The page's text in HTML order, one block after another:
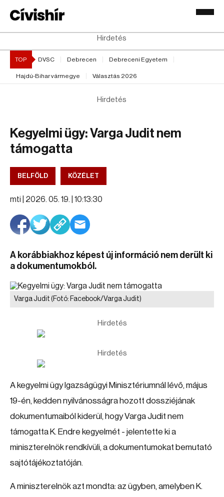
Hirdetés
TOP DVSC Debrecen Debreceni Egyetem
Hajdú-Bihar vármegye Választás 2026
Hirdetés
Kegyelmi ügy: Varga Judit nem
támogatta
BELFÖLD KÖZÉLET
mti | 2026. 05. 19. | 10:13:30
A korábbiakhoz képest új információ nem derült ki
a dokumentumokból.
Varga Judit (Fotó: Facebook/Varga Judit)
Hirdetés
Hirdetés
A kegyelmi ügy Igazságügyi Minisztériumnál lévő, május
19-én, kedden nyilvánosságra hozott dossziéjának
dokumentumaiból kiderül, hogy Varga Judit nem
támogatta K. Endre kegyelmét - jelentette ki a
miniszterelnök rendkívüli, a dokumentumokat bemutató
sajtótájékoztatóján.
A miniszterelnök azt mondta: az ügyben, amelyben K.